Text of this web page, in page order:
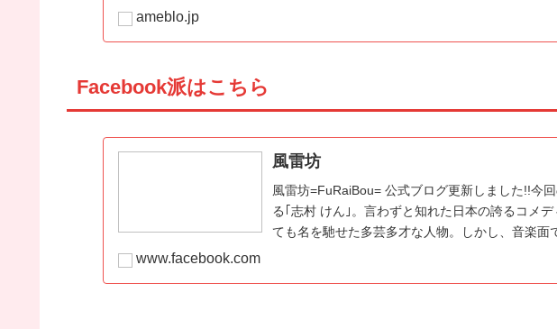
ameblo.jp
Facebook派はこちら
風雷坊
風雷坊=FuRaiBou= 公式ブログ更新しました!!今
る｢志村 けん｣。言わずと知れた日本の誇るコメ
ても名を馳せた多芸多才な人物。しかし、音楽
www.facebook.com